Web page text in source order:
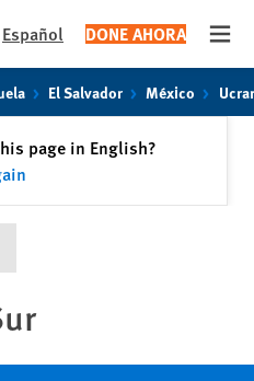
Español DONE AHORA
El Salvador México
page in English?